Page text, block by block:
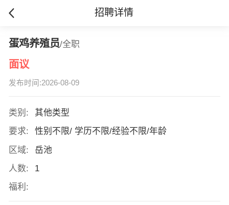
招聘详情
蛋鸡养殖员/全职
面议
发布时间:2026-08-09
类别:
其他类型
要求:
性别不限/ 学历不限/经验不限/年龄
区域:
岳池
人数:
1
福利: